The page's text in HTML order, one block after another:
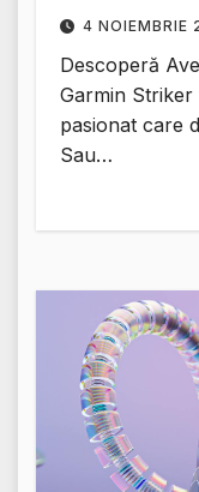
4 NOIEMBRIE
Descoperă
Garmin
pasionat care
Sau…